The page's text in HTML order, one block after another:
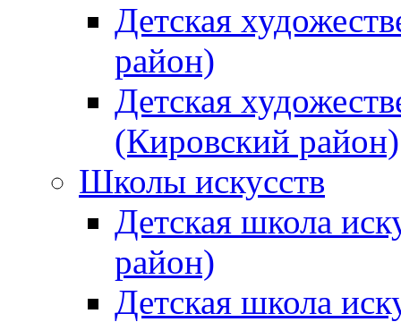
Детская
район)
Детская
(Кировский район)
Школы искусств
Детская школа
район)
Детская школа